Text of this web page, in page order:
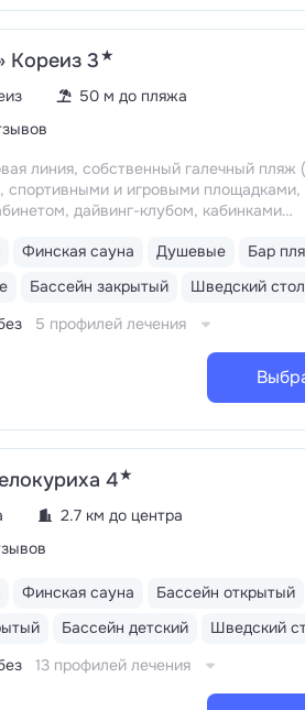
Кореиз 3★
50 м до пляжа
линия, собственный галечный пляж
спортивными и игровыми площадками,
дайвинг-клубом, кабинками
парка и нижней станции канатной
горные склоны с папоротниками,
питание «шведский стол». В
ресторан для гостей
и «Апартаменты». На пляже работает
террасой и бистро «Весна»
комплекс: крытый бассейн 196
Финская сауна Душевые
Бар
Бассейн закрытый Шведский стол
5 профилей лечения
4★
2.7 км до центра
Финская сауна
Бассейн открытый
Бассейн детский Шведский
13 профилей лечения